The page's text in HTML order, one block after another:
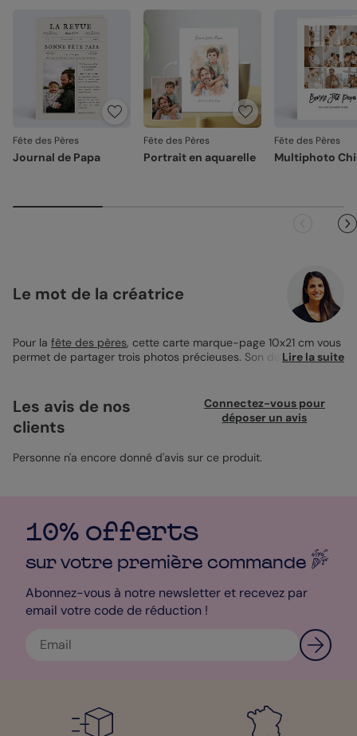
Fête des Pères
Journal de Papa
Fête des Pères
Portrait en aquarelle
Fête des Pères
Multiphoto
Le mot de la créatrice
Pour la fête des pères, cette carte marque-page 10x21 cm vous
permet de partager trois photos précieuses. Son design épuré
finition élégante qui sublime vos images. Avec son format
pratique, cette carte devient un cadeau personnalisé et
mémorable pour votre papa, le tout sans fioritures. Simple à
Lire la suite
Les avis de nos
clients
Connectez-vous pour
déposer un avis
Personne n'a encore donné d'avis sur ce produit.
10% offerts
sur votre première commande
Abonnez-vous à notre newsletter et recevez par
email votre code de réduction !